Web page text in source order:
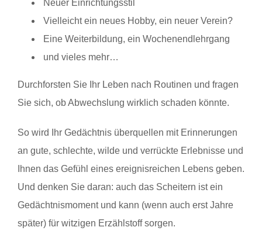
Neuer Einrichtungsstil
Vielleicht ein neues Hobby, ein neuer Verein?
Eine Weiterbildung, ein Wochenendlehrgang
und vieles mehr…
Durchforsten Sie Ihr Leben nach Routinen und fragen
Sie sich, ob Abwechslung wirklich schaden könnte.
So wird Ihr Gedächtnis überquellen mit Erinnerungen
an gute, schlechte, wilde und verrückte Erlebnisse und
Ihnen das Gefühl eines ereignisreichen Lebens geben.
Und denken Sie daran: auch das Scheitern ist ein
Gedächtnismoment und kann (wenn auch erst Jahre
später) für witzigen Erzählstoff sorgen.